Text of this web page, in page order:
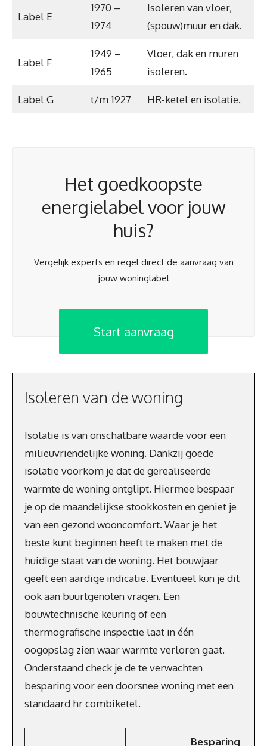
Label E
1970 –
1974
Isoleren van vloer,
(spouw)muur en dak.
Label F
1949 –
1965
Vloer, dak en muren
isoleren.
Label G t/m 1927 HR-ketel en isolatie.
Het goedkoopste
energielabel voor jouw
huis?
Vergelijk experts en regel direct de aanvraag van
jouw woninglabel
Start aanvraag
Isoleren van de woning
Isolatie is van onschatbare waarde voor een
milieuvriendelijke woning. Dankzij goede
isolatie voorkom je dat de gerealiseerde
warmte de woning ontglipt. Hiermee bespaar
je op de maandelijkse stookkosten en geniet je
van een gezond wooncomfort. Waar je het
beste kunt beginnen heeft te maken met de
huidige staat van de woning. Het bouwjaar
geeft een aardige indicatie. Eventueel kun je dit
ook aan buurtgenoten vragen. Een
bouwtechnische keuring of een
thermografische inspectie laat in één
oogopslag zien waar warmte verloren gaat.
Onderstaand check je de te verwachten
besparing voor een doorsnee woning met een
standaard hr combiketel.
Besparing